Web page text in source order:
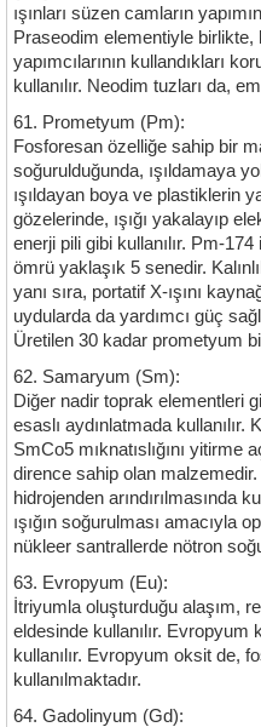
ışınları süzen camların
Praseodim elementiyle birlikte,
yapımcılarının kullandıkları
kullanılır. Neodim tuzları da,
61. Prometyum (Pm):
Fosforesan özelliğe sahip bir
soğurulduğunda, ışıldamaya
ışıldayan boya ve plastiklerin
gözelerinde, ışığı yakalayıp
enerji pili gibi kullanılır. Pm-174
ömrü yaklaşık 5 senedir.
yanı sıra, portatif X-ışını
uydularda da yardımcı güç
Üretilen 30 kadar prometyum
62. Samaryum (Sm):
Diğer nadir toprak elementleri
esaslı aydınlatmada kullanılır.
SmCo5 mıknatıslığını yitirme
dirence sahip olan
hidrojenden arındırılmasında
ışığın soğurulması amacıyla
nükleer santrallerde nötron
63. Evropyum (Eu):
İtriyumla oluşturduğu alaşım,
eldesinde kullanılır. Evropyum
kullanılır. Evropyum oksit de,
kullanılmaktadır.
64. Gadolinyum (Gd):